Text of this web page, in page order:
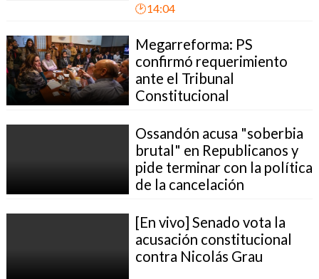
🕑14:04
Megarreforma: PS
confirmó requerimiento
ante el Tribunal
Constitucional
Ossandón acusa "soberbia
brutal" en Republicanos y
pide terminar con la política
de la cancelación
[En vivo] Senado vota la
acusación constitucional
contra Nicolás Grau